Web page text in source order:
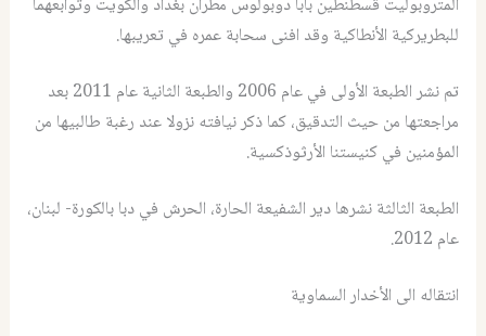
للبطريركية الأنطاكية وقد افنى سحابة عمره في تعريبها.
تم نشر الطبعة الأولى في عام 2006 والطبعة الثانية عام 2011 بعد
مراجعتها من حيث التدقيق، كما ذكر نيافته نزولا عند رغبة طالبيها من
المؤمنين في كنيستنا الأرثوذكسية.
الطبعة الثالثة نشرها دير الشفيعة الحارة، الحرش في دبا بالكورة- لبنان،
عام 2012.
انتقاله الى الأخدار السماوية